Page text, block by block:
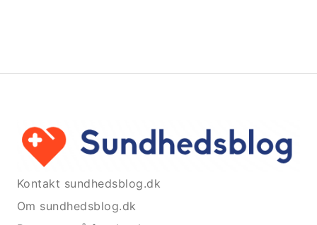
Kontakt sundhedsblog.dk
Om sundhedsblog.dk